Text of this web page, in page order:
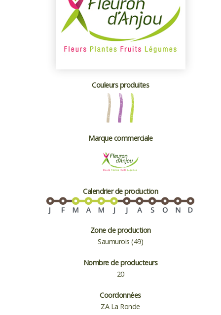
Couleurs produites
Marque commerciale
Calendrier de production
Zone de production
Saumurois (49)
Nombre de producteurs
20
Coordonnées
ZA La Ronde